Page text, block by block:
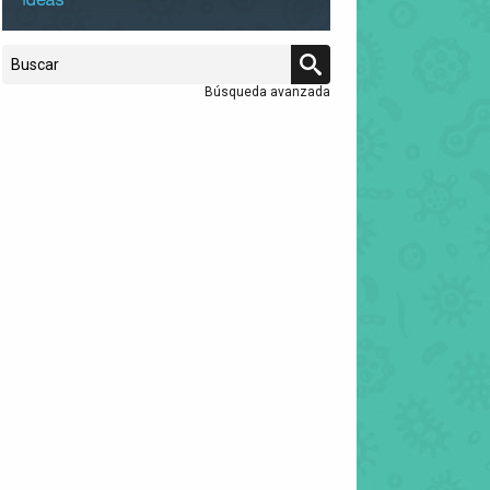
Búsqueda avanzada